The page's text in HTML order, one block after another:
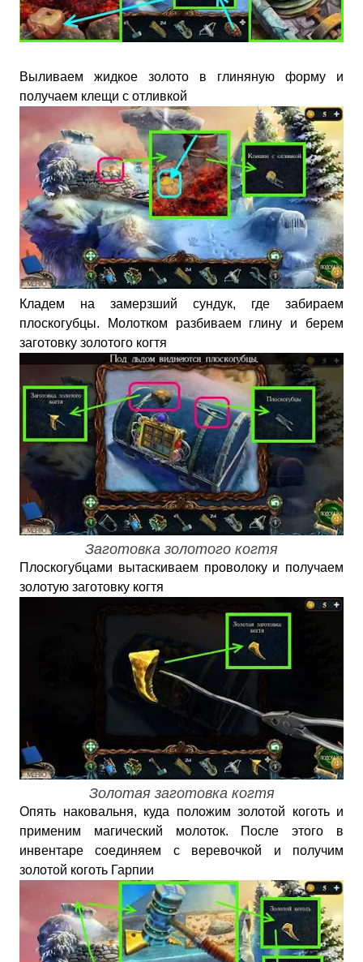
Выливаем жидкое золото в глиняную форму и
получаем клещи с отливкой
Кладем на замерзший сундук, где забираем
плоскогубцы. Молотком разбиваем глину и берем
заготовку золотого когтя
Заготовка золотого когтя
Плоскогубцами вытаскиваем проволоку и получаем
золотую заготовку когтя
Золотая заготовка когтя
Опять наковальня, куда положим золотой коготь и
применим магический молоток. После этого в
инвентаре соединяем с веревочкой и получим
золотой коготь Гарпии